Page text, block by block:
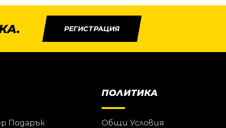
РЕГИСТРАЦИЯ
Подарък
ПОЛИТИКА
Общи Условия